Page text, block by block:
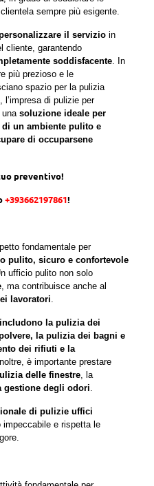
sempre più esigente.
il servizioin
cliente, garantendo
soddisfacente. In
più prezioso e le
spazio per la pulizia
l’impresa di pulizie per
una soluzione ideale per
un ambiente pulito e
di occuparsene
preventivo!
+393662197861!
fondamentale per
pulito, sicuro e confortevole
ufficio pulito non solo
, ma contribuisce anche al
lavoratori.
la pulizia dei
la pulizia dei bagni e
dei rifiuti e la
è importante prestare
delle finestre, la
gestione degli odori.
di pulizie uffici
impeccabile e rispetta le